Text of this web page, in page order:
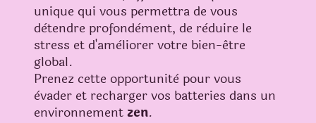
unique qui vous permettra de vous
dètendre profondèment, de rèduire le
stress et d'amèliorer votre bien-être
global.
Prenez cette opportunitè pour vous
èvader et recharger vos batteries dans un
environnementzen.